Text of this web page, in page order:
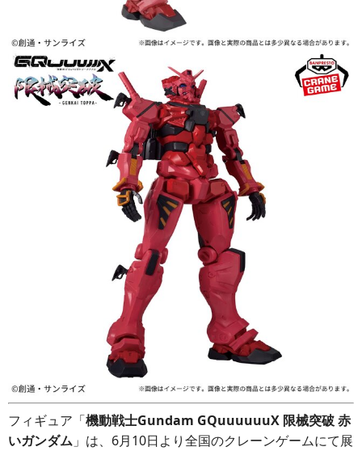
フィギュア「機動戦士Gundam GQuuuuuuX 限械突破 赤
いガンダム 」は、6月10日より全国のクレーンゲームにて展